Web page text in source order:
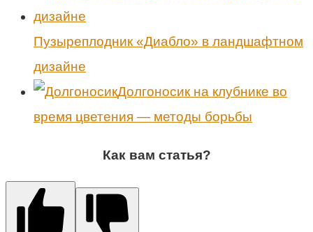
Пузыреплодник «Диабло» в ландшафтном
дизайне
Долгоносик на клубнике во
время цветения — методы борьбы
Как вам статья?